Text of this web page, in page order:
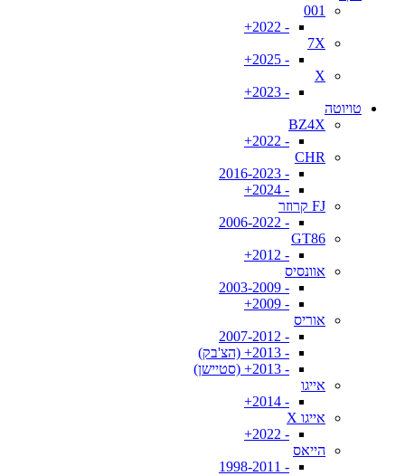
001
- 2022+
7X
- 2025+
X
- 2023+
טויוטה
BZ4X
- 2022+
CHR
- 2016-2023
- 2024+
FJ קרוזר
- 2006-2022
GT86
- 2012+
אוונסיס
- 2003-2009
- 2009+
אוריס
- 2007-2012
- 2013+ (הצ'בק)
- 2013+ (סטיישן)
אייגו
- 2014+
אייגו X
- 2022+
הייאס
- 1998-2011